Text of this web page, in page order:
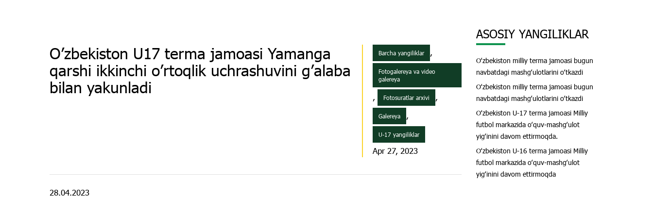
O’zbekiston U17 terma jamoasi Yamanga
qarshi ikkinchi o’rtoqlik uchrashuvini g’alaba
bilan yakunladi
Barcha yangiliklar ,
Fotogalereya va video
galereya
, Fotosuratlar arxivi ,
Galereya ,
U-17 yangiliklar
Apr 27, 2023
28.04.2023
ASOSIY YANGILIKLAR
Oʻzbekiston milliy terma jamoasi bugun
navbatdagi mashgʻulotlarini oʻtkazdi
Oʻzbekiston milliy terma jamoasi bugun
navbatdagi mashgʻulotlarini oʻtkazdi
Oʻzbekiston U-17 terma jamoasi Milliy
futbol markazida oʻquv-mashgʻulot
yigʻinini davom ettirmoqda.
Oʻzbekiston U-16 terma jamoasi Milliy
futbol markazida oʻquv-mashgʻulot
yigʻinini davom ettirmoqda